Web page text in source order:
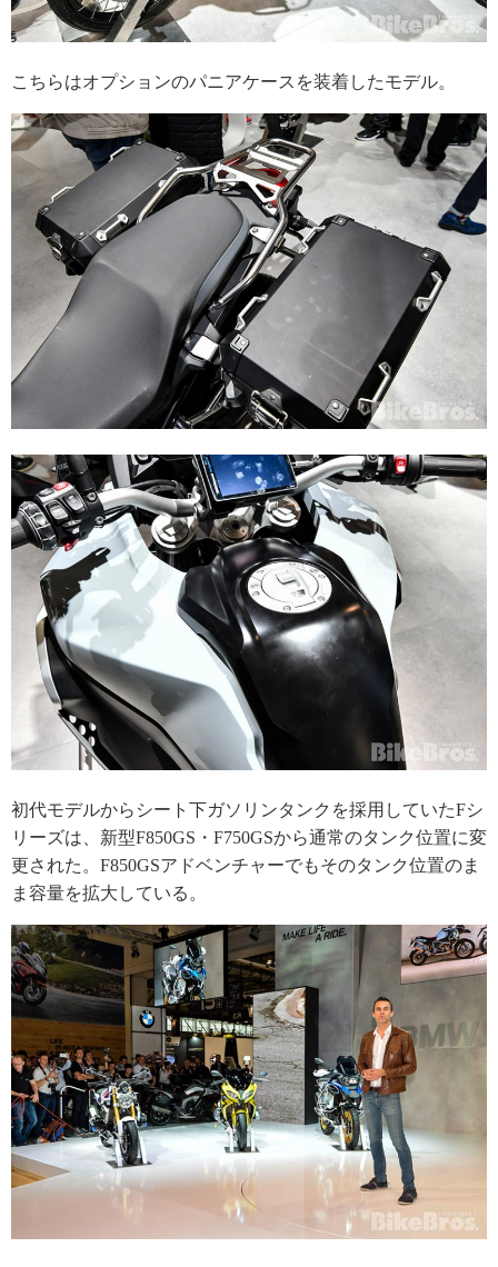
こちらはオプションのパニアケースを装着したモデル。
初代モデルからシート下ガソリンタンクを採用していたFシ
リーズは、新型F850GS・F750GSから通常のタンク位置に変
更された。F850GSアドベンチャーでもそのタンク位置のま
ま容量を拡大している。